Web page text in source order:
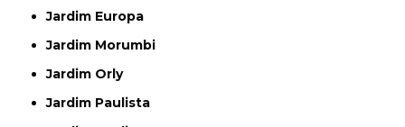
Jardim Europa
Jardim Morumbi
Jardim Orly
Jardim Paulista